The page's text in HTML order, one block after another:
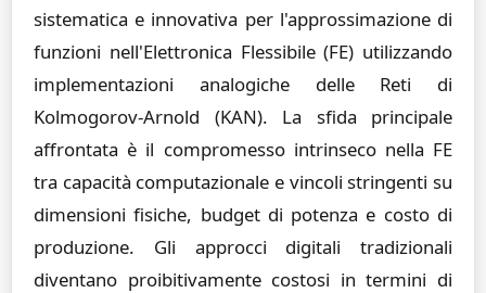
sistematica e innovativa per l'approssimazione di
funzioni nell'Elettronica Flessibile (FE) utilizzando
implementazioni analogiche delle Reti di
Kolmogorov-Arnold (KAN). La sfida principale
affrontata è il compromesso intrinseco nella FE
tra capacità computazionale e vincoli stringenti su
dimensioni fisiche, budget di potenza e costo di
produzione. Gli approcci digitali tradizionali
diventano proibitivamente costosi in termini di